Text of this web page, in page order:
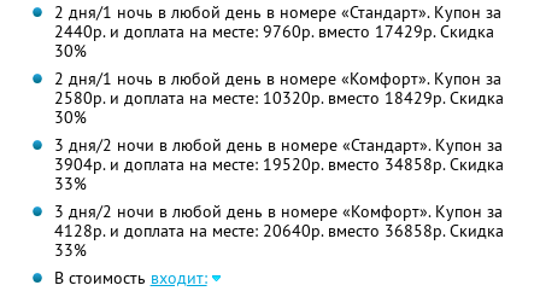
2 дня/1 ночь в любой день в номере «Стандарт». Купон за
2440р. и доплата на месте: 9760р. вместо 17429р. Скидка
30%
2 дня/1 ночь в любой день в номере «Комфорт». Купон за
2580р. и доплата на месте: 10320р. вместо 18429р. Скидка
30%
3 дня/2 ночи в любой день в номере «Стандарт». Купон за
3904р. и доплата на месте: 19520р. вместо 34858р. Скидка
33%
3 дня/2 ночи в любой день в номере «Комфорт». Купон за
4128р. и доплата на месте: 20640р. вместо 36858р. Скидка
33%
В стоимость входит: